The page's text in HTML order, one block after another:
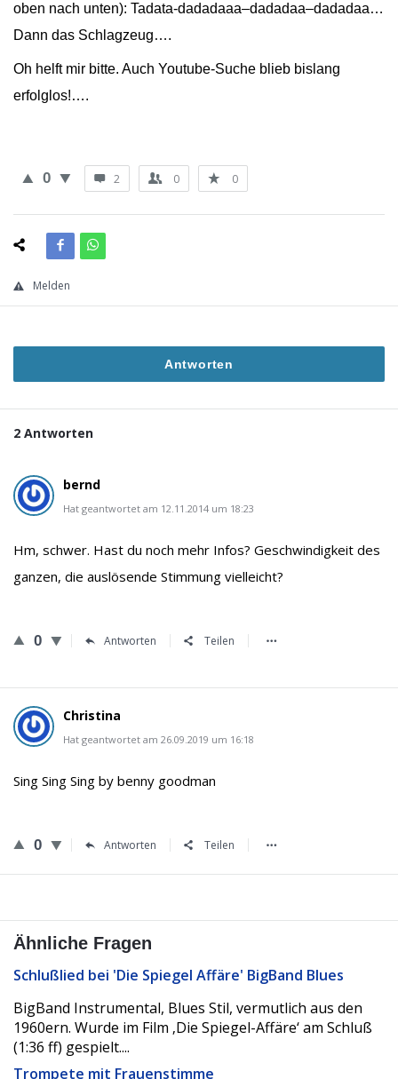
oben nach unten): Tadata-dadadaaa–dadadaa–dadadaa…
Dann das Schlagzeug….
Oh helft mir bitte. Auch Youtube-Suche blieb bislang
erfolglos!….
0 2 0 0
Melden
Antworten
2 Antworten
bernd
Hat geantwortet am 12.11.2014 um 18:23
Hm, schwer. Hast du noch mehr Infos? Geschwindigkeit des
ganzen, die auslösende Stimmung vielleicht?
0 Antworten Teilen
Christina
Hat geantwortet am 26.09.2019 um 16:18
Sing Sing Sing by benny goodman
0 Antworten Teilen
Ähnliche Fragen
Schlußlied bei 'Die Spiegel Affäre' BigBand Blues
BigBand Instrumental, Blues Stil, vermutlich aus den
1960ern. Wurde im Film ‚Die Spiegel-Affäre‘ am Schluß
(1:36 ff) gespielt....
Trompete mit Frauenstimme